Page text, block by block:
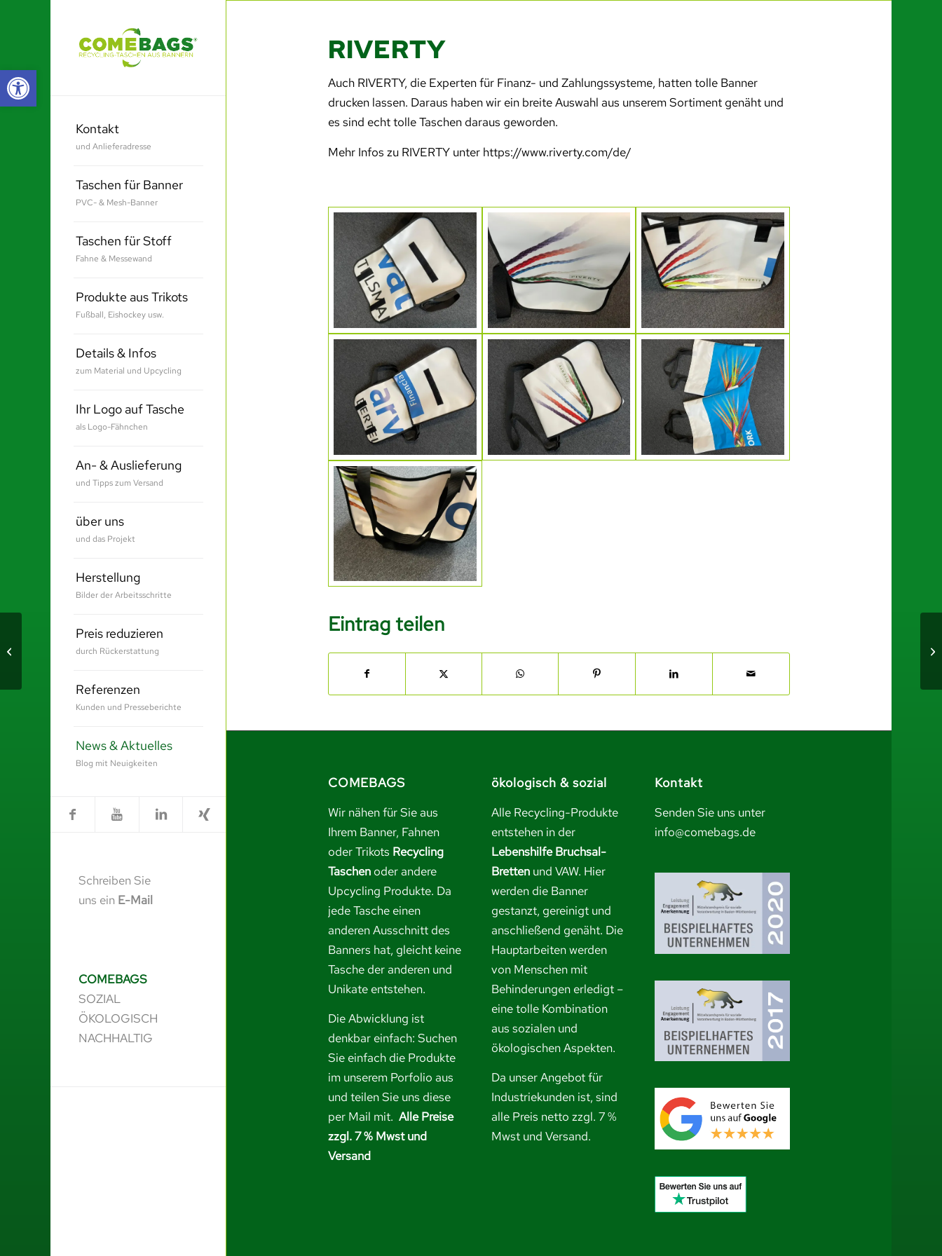
Werkzeugleiste öffnen
Kontakt
und Anlieferadresse
Taschen für Banner
PVC- & Mesh-Banner
Taschen für Stoff
Fahne & Messewand
Produkte aus Trikots
Fußball, Eishockey usw.
Details & Infos
zum Material und Upcycling
Ihr Logo auf Tasche
als Logo-Fähnchen
An- & Auslieferung
und Tipps zum Versand
über uns
und das Projekt
Herstellung
Bilder der Arbeitsschritte
Preis reduzieren
durch Rückerstattung
Referenzen
Kunden und Presseberichte
News & Aktuelles
Blog mit Neuigkeiten
Schreiben Sie
uns ein E-Mail
COMEBAGS
SOZIAL
ÖKOLOGISCH
NACHHALTIG
RIVERTY
Auch RIVERTY, die Experten für Finanz- und Zahlungssysteme, hatten tolle Banner
drucken lassen. Daraus haben wir ein breite Auswahl aus unserem Sortiment genäht und
es sind echt tolle Taschen daraus geworden.
Mehr Infos zu RIVERTY unter https://www.riverty.com/de/
Eintrag teilen
COMEBAGS
Wir nähen für Sie aus
Ihrem Banner, Fahnen
oder Trikots Recycling
Taschenoder andere
Upcycling Produkte. Da
jede Tasche einen
anderen Ausschnitt des
Banners hat, gleicht keine
Tasche der anderen und
Unikate entstehen.
Die Abwicklung ist
denkbar einfach: Suchen
Sie einfach die Produkte
im unserem Porfolio aus
und teilen Sie uns diese
per Mail mit. Alle Preise
zzgl. 7 % Mwst und
Versand
ökologisch & sozial
Alle Recycling-Produkte
entstehen in der
Lebenshilfe Bruchsal-
Bretten und VAW. Hier
werden die Banner
gestanzt, gereinigt und
anschließend genäht. Die
Hauptarbeiten werden
von Menschen mit
Behinderungen erledigt –
eine tolle Kombination
aus sozialen und
ökologischen Aspekten.
Da unser Angebot für
Industriekunden ist, sind
alle Preis netto zzgl. 7 %
Mwst und Versand.
Kontakt
Senden Sie uns unter
info@comebags.de
Brahms Kontor